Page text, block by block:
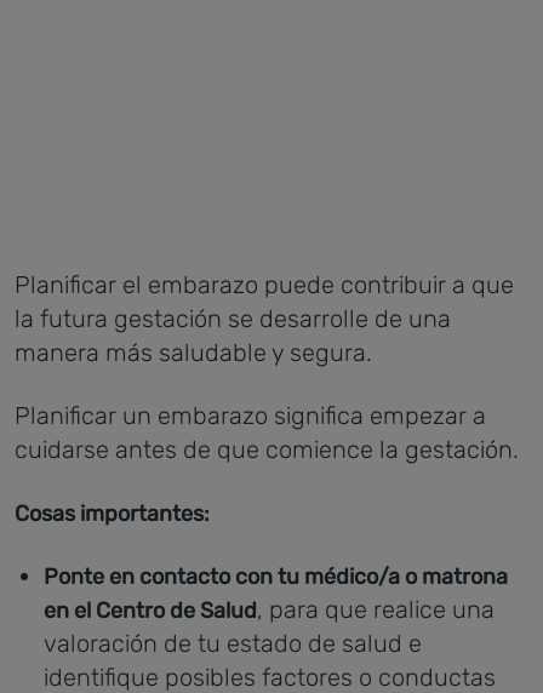
Planificar el embarazo puede contribuir a que
la futura gestación se desarrolle de una
manera más saludable y segura.
Planificar un embarazo significa empezar a
cuidarse antes de que comience la gestación.
Cosas importantes:
Ponte en contacto con tu médico/a o matrona
en el Centro de Salud, para que realice una
valoración de tu estado de salud e
identifique posibles factores o conductas